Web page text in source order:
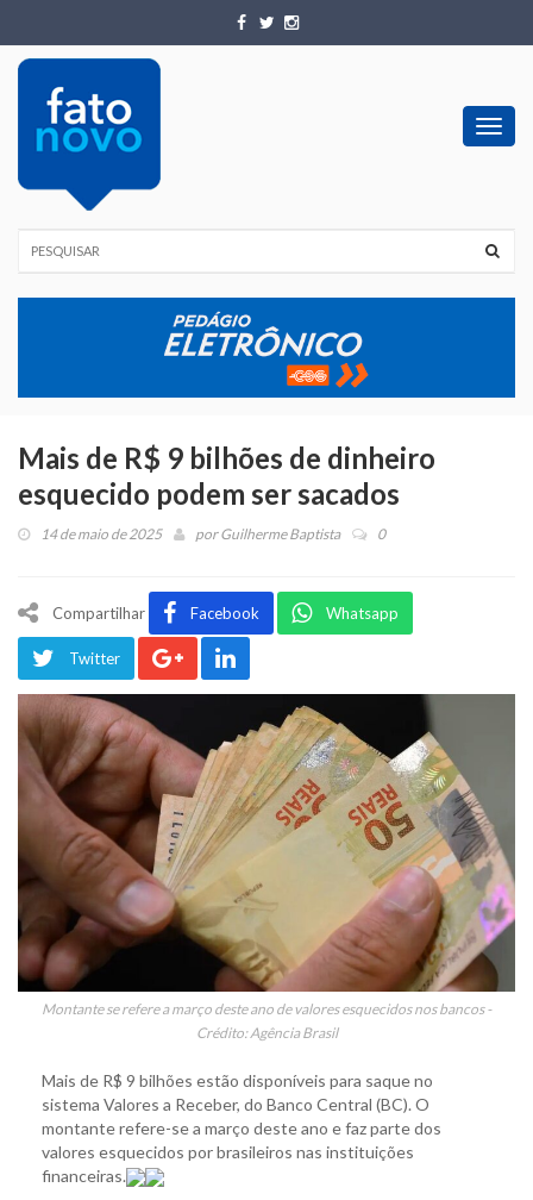
Mais de R$ 9 bilhões de dinheiro
esquecido podem ser sacados
14 de maio de 2025 porGuilherme Baptista 0
Compartilhar Facebook Whatsapp
Twitter
Montante se refere a março deste ano de valores esquecidos nos bancos -
Crédito: Agência Brasil
Mais de R$ 9 bilhões estão disponíveis para saque no
sistema Valores a Receber, do Banco Central (BC). O
montante refere-se a março deste ano e faz parte dos
valores esquecidos por brasileiros nas instituições
financeiras.